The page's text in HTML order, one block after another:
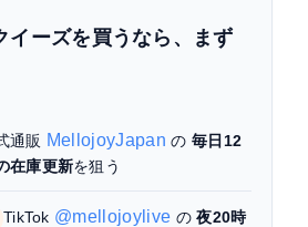
で買える？フリマで買うときの
MOOOSH他、雑貨店の販売状況
イーズを買うなら、まず
通販 MellojoyJapan の 毎日12
在庫更新を狙う
TikTok @mellojoylive の夜20時